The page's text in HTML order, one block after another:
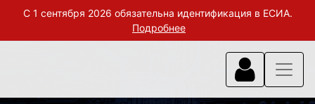
С 1 сентября 2026 обязательна идентификация в ЕСИА.
Подробнее